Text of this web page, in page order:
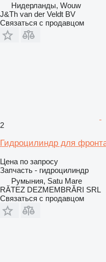
Нидерланды, Wouw
J&Th van der Veldt BV
Связаться с продавцом
2
Гидроцилиндр для
Цена по запросу
Запчасть - гидроцилиндр
Румыния, Satu Mare
RĂTEZ DEZMEMBRĂRI SRL
Связаться с продавцом